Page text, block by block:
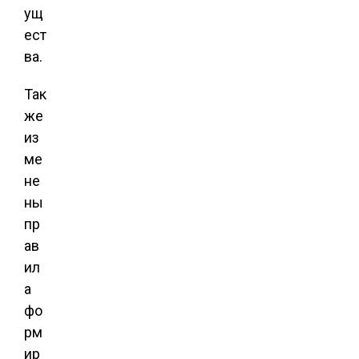
ущ
ест
ва.
Так
же
из
ме
не
ны
пр
ав
ил
а
фо
рм
ир